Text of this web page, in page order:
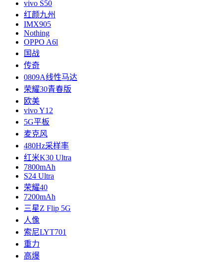
vivo S50
红颜九州
IMX905
Nothing
OPPO A6l
国战
传奇
0809A线性马达
荣耀30青春版
欧美
vivo Y12
5G平板
麦克风
480Hz采样率
红米K30 Ultra
7800mAh
S24 Ultra
荣耀40
7200mAh
三星Z Flip 5G
人像
索尼LYT701
重力
高爆